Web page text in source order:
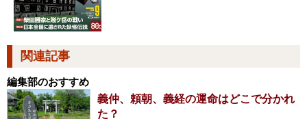
関連記事
編集部のおすすめ
義仲、頼朝、義経の運命はどこで分かれ
た？